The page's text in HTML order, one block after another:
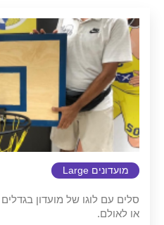
מועדונים Large
סלים עם לוגו של מועדון בגדלים
או לאולם.